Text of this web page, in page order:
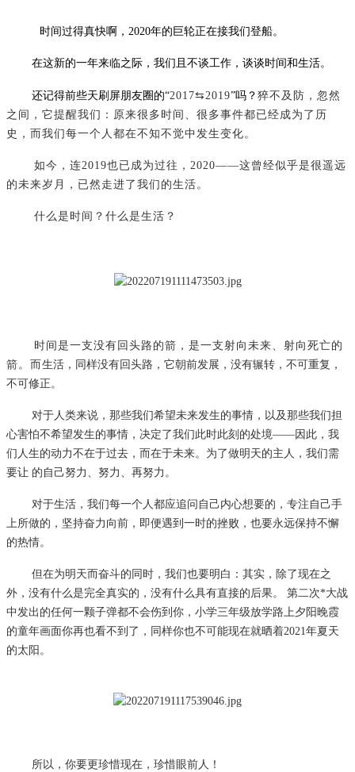
时间过得真快啊， 2020年的巨轮正在接我们登船。
在这新的一年来临之际，我们且不谈工作，谈谈时间和生活。
还记得前些天刷屏朋友圈的“2017⇆2019”吗？ 猝不及防，忽然
之间，它提醒我们：原来很多时间、很多事件都已经成为 了 历
史 ，而我们每一个人都在不知不觉中发生变化 。
如今，连2019也已成为过往，2020——这曾经似乎是很遥远
的未来岁月，已然走进了我们的生活。
什么是时间？什么是生活？
时间是一支没有回头路的箭，是一支射向未来、射向死亡的
箭。而生活，同样没有回头路，它朝前发展，没有辗转，不可重复，
不可修正。
对于人类来说，那些我们希望未来发生的事情， 以及那些我们担
心害怕不希望发生的事情，决定了我们此时此刻的处境——因此 ，我
们 人生的动力不在于过去，而在于未来。为了做明天的主人，我们需
要让 的 自己努力、努力、再努力。
对于生活 ， 我们每一个人 都应追问自己内心想要的，专注自己手
上所做的， 坚持奋力向前，即便遇到一时的挫败，也要永远保持不懈
的热情。
但在为明天而奋斗的同时，我们也要明白：其实， 除了现在之
外，没有什么是完全真实的，没有什么具有直接的后果。 第二次*大战
中发出的任何一颗子弹都不会伤到 你 ， 小学三年级放学路上夕阳晚霞
的童年画面你再也看不到了，同样你也不可能现在就晒着2021年夏天
的太阳。
所以，你要更珍惜现在，珍惜眼前人！